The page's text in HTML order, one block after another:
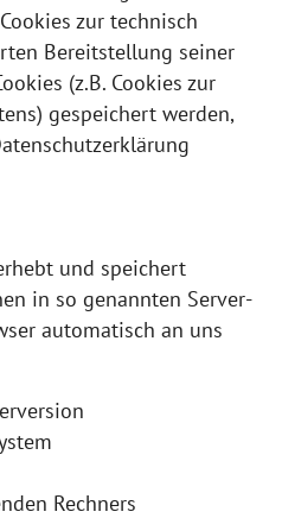
zur technisch
Bereitstellung seiner
(z.B. Cookies zur
gespeichert werden,
und speichert
in so genannten Server-
automatisch an uns
Rechners